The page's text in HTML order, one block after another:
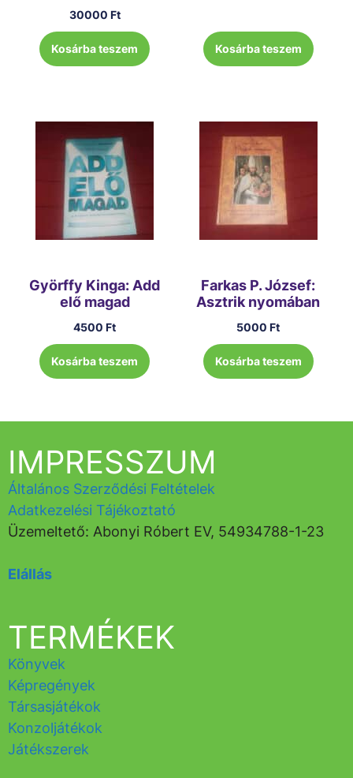
30000 Ft
Kosárba teszem Kosárba teszem
Györffy Kinga: Add
elő magad
4500Ft
Kosárba teszem
Farkas P. József:
Asztrik nyomában
5000Ft
Kosárba teszem
TERMÉKEK
Könyvek
Képregények
Társasjátékok
Konzoljátékok
Játékszerek
IMPRESSZUM
Általános Szerződési Feltételek
Adatkezelési Tájékoztató
Üzemeltető: Abonyi Róbert EV, 54934788-1-23
Elállás